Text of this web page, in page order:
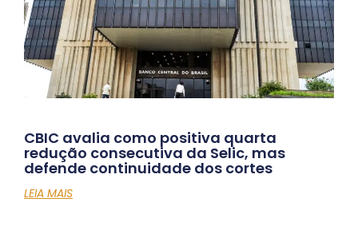
CBIC avalia como positiva quarta
redução consecutiva da Selic, mas
defende continuidade dos cortes
LEIA MAIS